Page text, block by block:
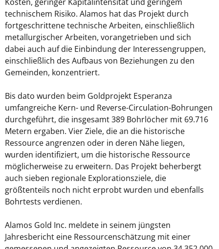
technischem Risiko. Alamos hat das Projekt durch
fortgeschrittene technische Arbeiten, einschließlich
metallurgischer Arbeiten, vorangetrieben und sich
dabei auch auf die Einbindung der Interessengruppen,
einschließlich des Aufbaus von Beziehungen zu den
Gemeinden, konzentriert.
Bis dato wurden beim Goldprojekt Esperanza
umfangreiche Kern- und Reverse-Circulation-Bohrungen
durchgeführt, die insgesamt 389 Bohrlöcher mit 69.716
Metern ergaben. Vier Ziele, die an die historische
Ressource angrenzen oder in deren Nähe liegen,
wurden identifiziert, um die historische Ressource
möglicherweise zu erweitern. Das Projekt beherbergt
auch sieben regionale Explorationsziele, die
größtenteils noch nicht erprobt wurden und ebenfalls
Bohrtests verdienen.
Alamos Gold Inc. meldete in seinem jüngsten
Jahresbericht eine Ressourcenschätzung mit einer